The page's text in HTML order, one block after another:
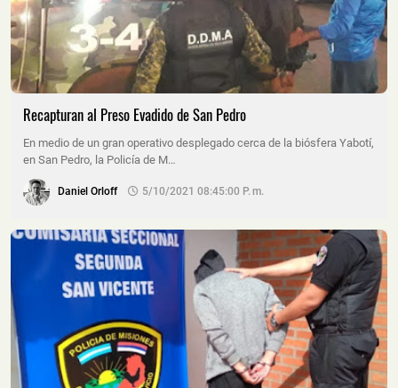
Recapturan al Preso Evadido de San Pedro
En medio de un gran operativo desplegado cerca de la biósfera Yabotí,
en San Pedro, la Policía de M…
Daniel Orloff 5/10/2021 08:45:00 P. M.